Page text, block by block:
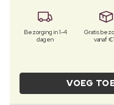
Bezorging in 1-4
dagen
Gratis
vanaf
VOEG